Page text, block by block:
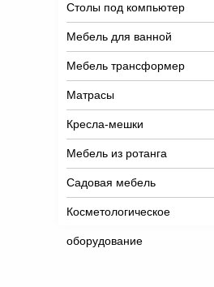
Столы под компьютер
Мебель для ванной
Мебель трансформер
Матрасы
Кресла-мешки
Мебель из ротанга
Садовая мебель
Косметологическое
оборудование